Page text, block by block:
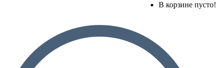
В корзине пусто!